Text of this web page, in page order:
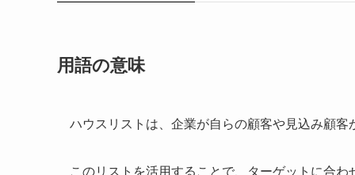
用語の意味
ハウスリストは、企業が自らの顧客や見込み顧
このリストを活用することで、ターゲットに合